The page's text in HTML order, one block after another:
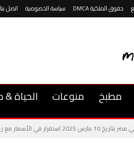
حقوق الملكية DMCA سياسة الخصوصية اتصل بنا
مطبخ منوعات الحياة
الأسعار مع زيادة الطلب